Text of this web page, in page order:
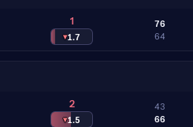
1
▾1.7
7
6
6
4
2
▾1.5
4
6
3
6